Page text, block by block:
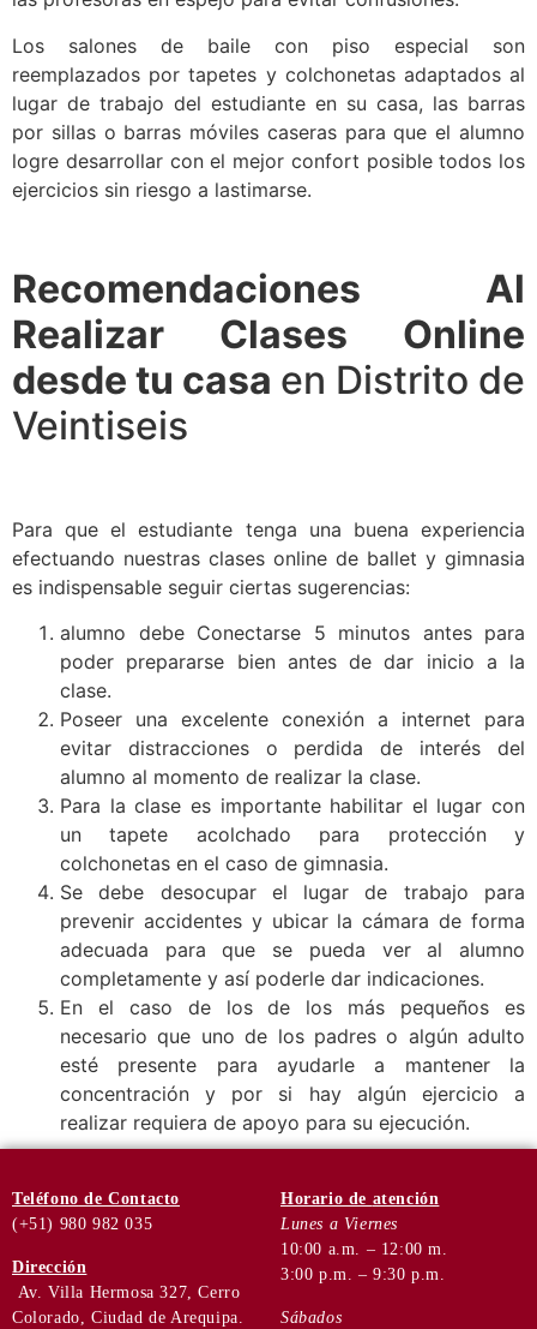
Los salones de baile con piso especial son
reemplazados por tapetes y colchonetas adaptados al
lugar de trabajo del estudiante en su casa, las barras
por sillas o barras móviles caseras para que el alumno
logre desarrollar con el mejor confort posible todos los
ejercicios sin riesgo a lastimarse.
Recomendaciones Al
Realizar Clases Online
desde tu casa en Distrito de
Veintiseis
Para que el estudiante tenga una buena experiencia
efectuando nuestras clases online de ballet y gimnasia
es indispensable seguir ciertas sugerencias:
alumno debe Conectarse 5 minutos antes para
poder prepararse bien antes de dar inicio a la
clase.
Poseer una excelente conexión a internet para
evitar distracciones o perdida de interés del
alumno al momento de realizar la clase.
Para la clase es importante habilitar el lugar con
un tapete acolchado para protección y
colchonetas en el caso de gimnasia.
Se debe desocupar el lugar de trabajo para
prevenir accidentes y ubicar la cámara de forma
adecuada para que se pueda ver al alumno
completamente y así poderle dar indicaciones.
En el caso de los de los más pequeños es
necesario que uno de los padres o algún adulto
esté presente para ayudarle a mantener la
concentración y por si hay algún ejercicio a
realizar requiera de apoyo para su ejecución.
Teléfono de Contacto
(+51) 980 982 035
Dirección
Av. Villa Hermosa 327, Cerro
Colorado, Ciudad de Arequipa.
Horario de atención
Lunes a Viernes
10:00 a.m. – 12:00 m.
3:00 p.m. – 9:30 p.m.
Sábados